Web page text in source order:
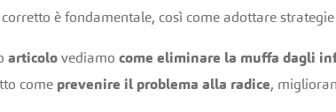
è fondamentale, così come adottare
articolovediamo come eliminare la muffa dagli
come prevenire il problema alla radice,